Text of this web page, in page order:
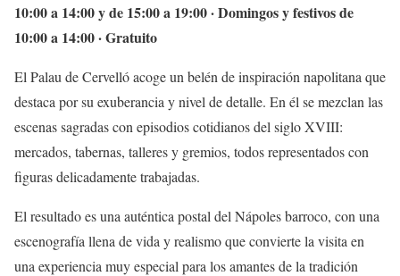
10:00 a 14:00 y de 15:00 a 19:00 · Domingos y festivos de
10:00 a 14:00 · Gratuito
El Palau de Cervelló acoge un belén de inspiración napolitana que
destaca por su exuberancia y nivel de detalle. En él se mezclan las
escenas sagradas con episodios cotidianos del siglo XVIII:
mercados, tabernas, talleres y gremios, todos representados con
figuras delicadamente trabajadas.
El resultado es una auténtica postal del Nápoles barroco, con una
escenografía llena de vida y realismo que convierte la visita en
una experiencia muy especial para los amantes de la tradición